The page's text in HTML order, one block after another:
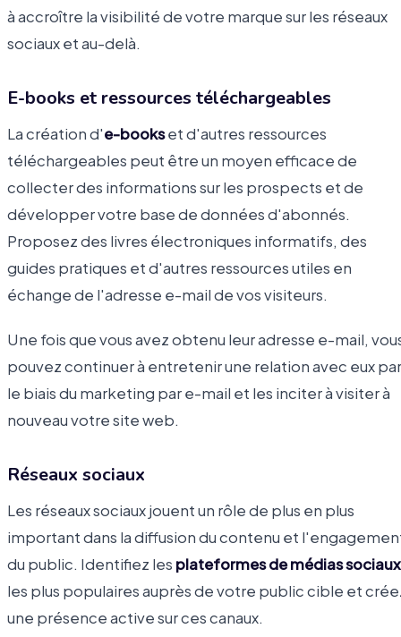
à accroître la visibilité de votre marque sur les réseaux
sociaux et au-delà.
E-books et ressources téléchargeables
La création d'e-bookset d'autres ressources
téléchargeables peut être un moyen efficace de
collecter des informations sur les prospects et de
développer votre base de données d'abonnés.
Proposez des livres électroniques informatifs, des
guides pratiques et d'autres ressources utiles en
échange de l'adresse e-mail de vos visiteurs.
Une fois que vous avez obtenu leur adresse e-mail,
pouvez continuer à entretenir une relation avec eux par
le biais du marketing par e-mail et les inciter à visiter à
nouveau votre site web.
Réseaux sociaux
Les réseaux sociaux jouent un rôle de plus en plus
important dans la diffusion du contenu et
du public. Identifiez les plateformes de médias sociaux
les plus populaires auprès de votre public cible et
une présence active sur ces canaux.